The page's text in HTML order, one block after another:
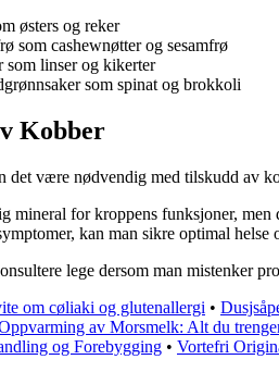
østers og reker
som cashewnøtter og sesamfrø
som linser og kikerter
som spinat og brokkoli
Kobber
det være nødvendig med tilskudd av
mineral for kroppens funksjoner,
kan man sikre optimal helse
lege dersom man mistenker
om cøliaki og glutenallergi •
av Morsmelk: Alt du
og Forebygging • Vortefri